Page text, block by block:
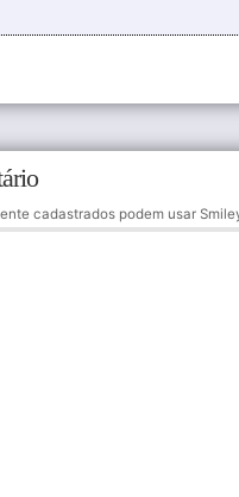
cadastrados podem usar